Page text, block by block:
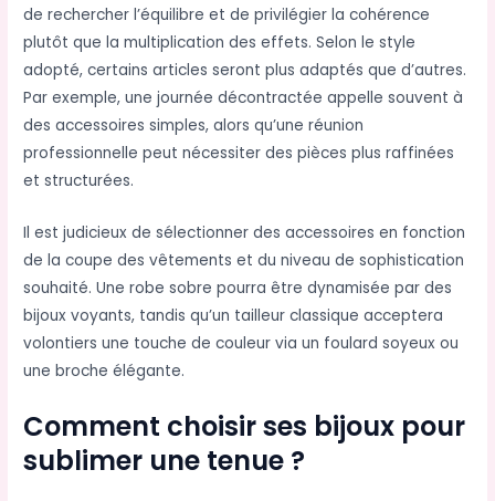
de rechercher l’équilibre et de privilégier la cohérence
plutôt que la multiplication des effets. Selon le style
adopté, certains articles seront plus adaptés que d’autres.
Par exemple, une journée décontractée appelle souvent à
des accessoires simples, alors qu’une réunion
professionnelle peut nécessiter des pièces plus raffinées
et structurées.
Il est judicieux de sélectionner des accessoires en fonction
de la coupe des vêtements et du niveau de sophistication
souhaité. Une robe sobre pourra être dynamisée par des
bijoux voyants, tandis qu’un tailleur classique acceptera
volontiers une touche de couleur via un foulard soyeux ou
une broche élégante.
Comment choisir ses bijoux pour
sublimer une tenue ?